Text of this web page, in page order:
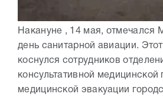
Накануне , 14 мая, отмечался
день санитарной авиации.
коснулся сотрудников
консультативной
медицинской эвакуации